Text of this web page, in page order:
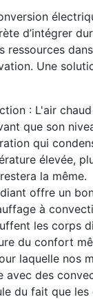
d’intégrer
ressources
Une
: L'air
que son
qui
élevée,
la même.
offre un
à
les corps
du confort
laquelle nos
avec des
du fait que